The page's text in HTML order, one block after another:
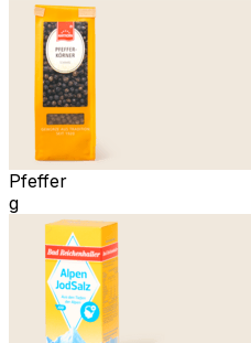
Pfeffer
g